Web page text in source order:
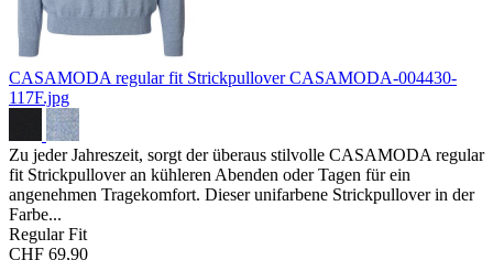
CASAMODA regular fit StrickpulloverCASAMODA-004430-
117F.jpg
Zu jeder Jahreszeit, sorgt der überaus stilvolle CASAMODA regular
fit Strickpullover an kühleren Abenden oder Tagen für ein
angenehmen Tragekomfort. Dieser unifarbene Strickpullover in der
Farbe...
Regular Fit
CHF 69,90